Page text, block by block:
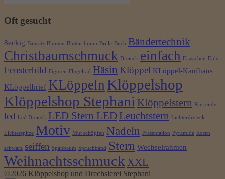
Oft gesucht
8eckig Bausatz Blumen Blüten braun Brille Buch Bändertechnik
Christbaumschmuck Dreieck einfach Erwachen Eule
Fensterbild Figuren Flügelrad Häsin Klöppel KLöppel-Kaufhaus
KLöppelbrief KLöppeln Klöppelshop
Klöppelshop Stephani Klöppelstern Kurrende
led Led Dreieck LED Stern LED Leuchtstern Lichterdreieck
Lichterspitze Motiv Mut schöpfen Nadeln Präsentation Pyramide Rosen
schwarz seiffen Spanbaum Spruchband Stern Wechselrahmen
Weihnachtsschmuck XXL
©2026 Klöppelshop und Drechslerei Stephani